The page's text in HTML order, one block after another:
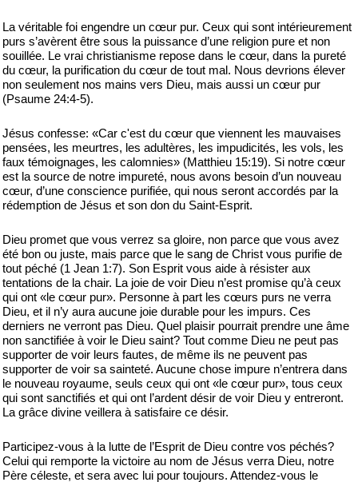
La véritable foi engendre un cœur pur. Ceux qui sont intérieurement
purs s’avèrent être sous la puissance d’une religion pure et non
souillée. Le vrai christianisme repose dans le cœur, dans la pureté
du cœur, la purification du cœur de tout mal. Nous devrions élever
non seulement nos mains vers Dieu, mais aussi un cœur pur
(Psaume 24:4-5).
Jésus confesse: «Car c'est du cœur que viennent les mauvaises
pensées, les meurtres, les adultères, les impudicités, les vols, les
faux témoignages, les calomnies» (Matthieu 15:19). Si notre cœur
est la source de notre impureté, nous avons besoin d’un nouveau
cœur, d’une conscience purifiée, qui nous seront accordés par la
rédemption de Jésus et son don du Saint-Esprit.
Dieu promet que vous verrez sa gloire, non parce que vous avez
été bon ou juste, mais parce que le sang de Christ vous purifie de
tout péché (1 Jean 1:7). Son Esprit vous aide à résister aux
tentations de la chair. La joie de voir Dieu n’est promise qu’à ceux
qui ont «le cœur pur». Personne à part les cœurs purs ne verra
Dieu, et il n’y aura aucune joie durable pour les impurs. Ces
derniers ne verront pas Dieu. Quel plaisir pourrait prendre une âme
non sanctifiée à voir le Dieu saint? Tout comme Dieu ne peut pas
supporter de voir leurs fautes, de même ils ne peuvent pas
supporter de voir sa sainteté. Aucune chose impure n’entrera dans
le nouveau royaume, seuls ceux qui ont «le cœur pur», tous ceux
qui sont sanctifiés et qui ont l’ardent désir de voir Dieu y entreront.
La grâce divine veillera à satisfaire ce désir.
Participez-vous à la lutte de l’Esprit de Dieu contre vos péchés?
Celui qui remporte la victoire au nom de Jésus verra Dieu, notre
Père céleste, et sera avec lui pour toujours. Attendez-vous le